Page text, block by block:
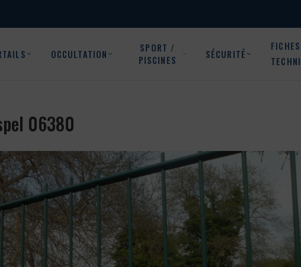
OCCULTATION
SPORT /
PISCINES
SÉCURITÉ
FICHES
06380